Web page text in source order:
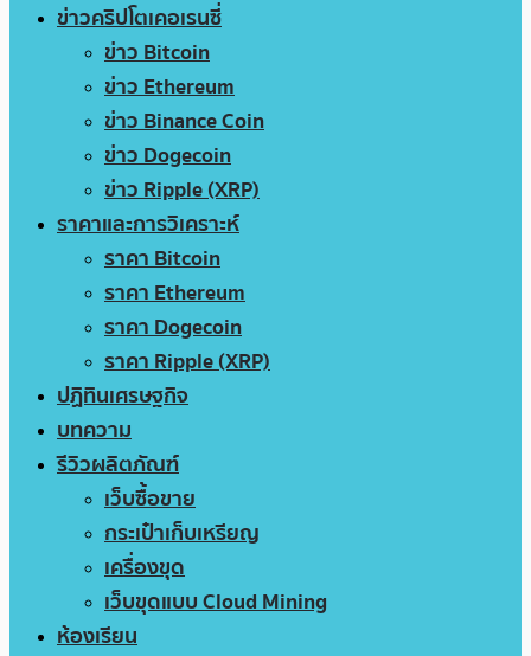
ข่าวคริปโตเคอเรนซี่
ข่าว Bitcoin
ข่าว Ethereum
ข่าว Binance Coin
ข่าว Dogecoin
ข่าว Ripple (XRP)
ราคาและการวิเคราะห์
ราคา Bitcoin
ราคา Ethereum
ราคา Dogecoin
ราคา Ripple (XRP)
ปฏิทินเศรษฐกิจ
บทความ
รีวิวผลิตภัณฑ์
เว็บซื้อขาย
กระเป๋าเก็บเหรียญ
เครื่องขุด
เว็บขุดแบบ Cloud Mining
ห้องเรียน